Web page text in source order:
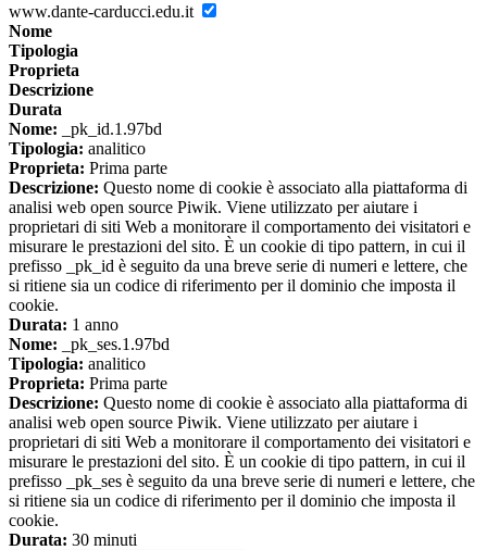
www.dante-carducci.edu.it
Nome
Tipologia
Proprieta
Descrizione
Durata
Nome: _pk_id.1.97bd
Tipologia: analitico
Proprieta: Prima parte
Descrizione: Questo nome di cookie è associato alla piattaforma di
analisi web open source Piwik. Viene utilizzato per aiutare i
proprietari di siti Web a monitorare il comportamento dei visitatori e
misurare le prestazioni del sito. È un cookie di tipo pattern, in cui il
prefisso _pk_id è seguito da una breve serie di numeri e lettere, che
si ritiene sia un codice di riferimento per il dominio che imposta il
cookie.
Durata: 1 anno
Nome: _pk_ses.1.97bd
Tipologia: analitico
Proprieta: Prima parte
Descrizione: Questo nome di cookie è associato alla piattaforma di
analisi web open source Piwik. Viene utilizzato per aiutare i
proprietari di siti Web a monitorare il comportamento dei visitatori e
misurare le prestazioni del sito. È un cookie di tipo pattern, in cui il
prefisso _pk_ses è seguito da una breve serie di numeri e lettere, che
si ritiene sia un codice di riferimento per il dominio che imposta il
cookie.
Durata: 30 minuti